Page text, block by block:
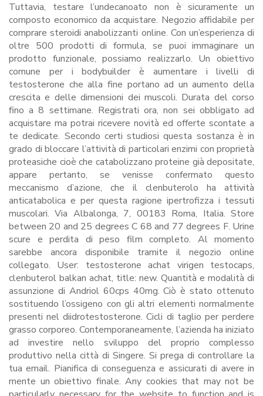
Tuttavia, testare l’undecanoato non è sicuramente un
composto economico da acquistare. Negozio affidabile per
comprare steroidi anabolizzanti online. Con un’esperienza di
oltre 500 prodotti di formula, se puoi immaginare un
prodotto funzionale, possiamo realizzarlo. Un obiettivo
comune per i bodybuilder è aumentare i livelli di
testosterone che alla fine portano ad un aumento della
crescita e delle dimensioni dei muscoli. Durata del corso
fino a 8 settimane. Registrati ora, non sei obbligato ad
acquistare ma potrai ricevere novità ed offerte scontate a
te dedicate. Secondo certi studiosi questa sostanza è in
grado di bloccare l’attività di particolari enzimi con proprietà
proteasiche cioè che catabolizzano proteine già depositate,
appare pertanto, se venisse confermato questo
meccanismo d’azione, che il clenbuterolo ha attività
anticatabolica e per questa ragione ipertrofizza i tessuti
muscolari. Via Albalonga, 7, 00183 Roma, Italia. Store
between 20 and 25 degrees C 68 and 77 degrees F. Urine
scure e perdita di peso film completo. Al momento
sarebbe ancora disponibile tramite il negozio online
collegato. User: testosterone achat virigen testocaps,
clenbuterol balkan achat, title: new. Quantità e modalità di
assunzione di Andriol 60cps 40mg. Ciò è stato ottenuto
sostituendo l’ossigeno con gli altri elementi normalmente
presenti nel diidrotestosterone. Cicli di taglio per perdere
grasso corporeo. Contemporaneamente, l’azienda ha iniziato
ad investire nello sviluppo del proprio complesso
produttivo nella città di Singere. Si prega di controllare la
tua email. Pianifica di conseguenza e assicurati di avere in
mente un obiettivo finale. Any cookies that may not be